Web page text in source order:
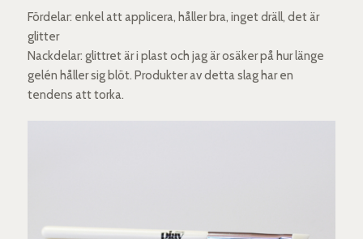
Fördelar: enkel att applicera, håller bra, inget dräll, det är
glitter
Nackdelar: glittret är i plast och jag är osäker på hur länge
gelén håller sig blöt. Produkter av detta slag har en
tendens att torka.